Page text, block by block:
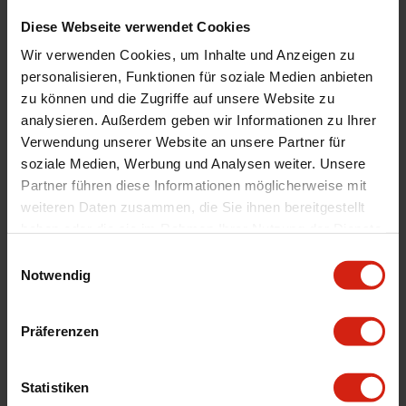
Diese Webseite verwendet Cookies
Wir verwenden Cookies, um Inhalte und Anzeigen zu
personalisieren, Funktionen für soziale Medien anbieten
zu können und die Zugriffe auf unsere Website zu
analysieren. Außerdem geben wir Informationen zu Ihrer
Verwendung unserer Website an unsere Partner für
soziale Medien, Werbung und Analysen weiter. Unsere
Partner führen diese Informationen möglicherweise mit
weiteren Daten zusammen, die Sie ihnen bereitgestellt
Notwendig
Präferenzen
Statistiken
Automarkenname
Subaru
Automodell Name
Impreza
Universal
Nein
RAL-MF1-UR-BLK/GRY , RAL-MF1-UR-
BLK/RD , RAL-MF1-UR-RD/WH , RAL-
MF1-UR-BLK/SIL , RAL-MF1-UR-BLK/WH
Materialstärken
9.8 mm
Geeignet Für
Details